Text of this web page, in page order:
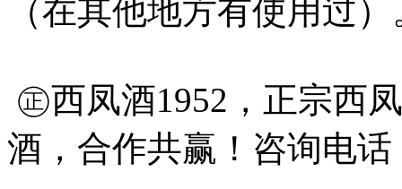
（在其他地方有使用过）
㊣西凤酒1952，正宗西
酒，合作共赢！咨询电话